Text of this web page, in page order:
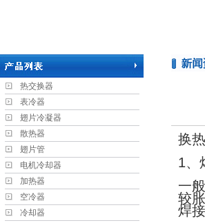
热交换器
表冷器
翅片冷凝器
散热器
翅片管
电机冷却器
加热器
空冷器
冷却器
换
1、
一
较
焊